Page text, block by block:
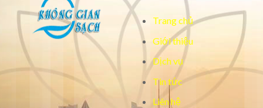
Trang chủ
Giới thiệu
Dịch vụ
Tin tức
Liên hệ